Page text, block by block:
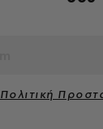
Πολιτική